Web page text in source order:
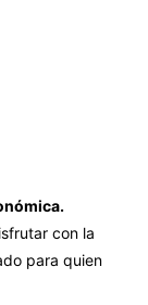
con la
para quien